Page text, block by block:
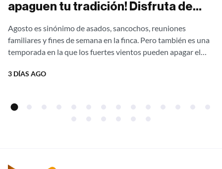
apaguen tu tradición! Disfruta de
humo con nuestras estufas
campestres Ergonatura. ¡Aprovecha
el 20% de descuento directo de
Agosto es sinónimo de asados, sancochos, reuniones
familiares y fines de semana en la finca. Pero también es una
temporada en la que los fuertes vientos pueden apagar el
3 DÍAS AGO